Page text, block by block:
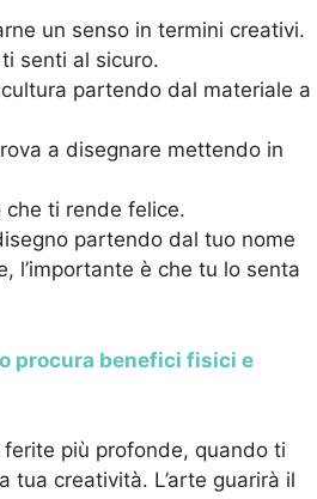
un senso in termini creativi.
senti al sicuro.
partendo dal materiale a
a disegnare mettendo in
che ti rende felice.
partendo dal tuo nome
l’importante è che tu lo senta
procura benefici fisici e
ferite più profonde, quando ti
tua creatività. L’arte guarirà il